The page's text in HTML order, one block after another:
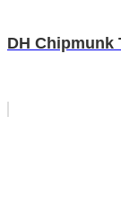
DH Chipmunk